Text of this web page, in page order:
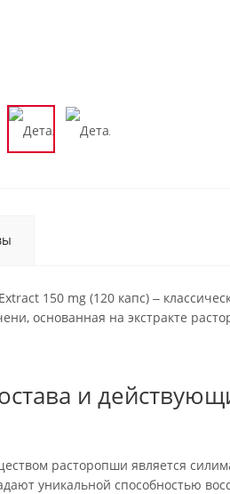
150 mg (120 капс) ‒
основанная на экстракте
и
расторопши является
уникальной способностью